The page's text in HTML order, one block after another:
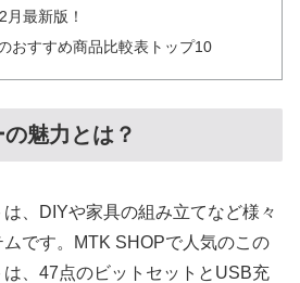
最新版！
おすすめ商品比較表トップ10
魅力とは？
、DIYや家具の組み立てなど様々
です。MTK SHOPで人気のこの
、47点のビットセットとUSB充